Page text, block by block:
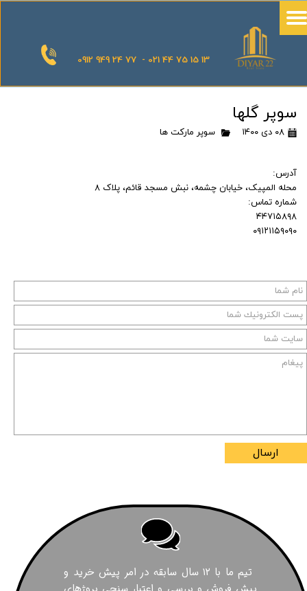
0912 949 24 77 - 021 44 75 15 13
سوپر گلها
۰۸ دی ۱۴۰۰ سوپر مارکت ها
آدرس:
محله المپیک، خیابان چشمه، نبش مسجد قائم، پلاک ۸
شماره تماس:
۴۴۷۱۵۸۹۸
۰۹۱۲۱۱۵۹۰۹۰
ارسال
تیم ما با ۱۲ سال سابقه در امر پیش خرید و